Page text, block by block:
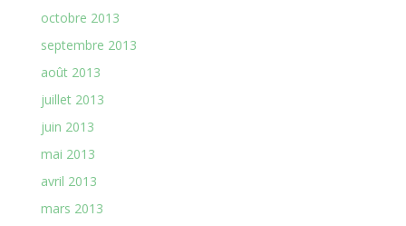
octobre 2013
septembre 2013
août 2013
juillet 2013
juin 2013
mai 2013
avril 2013
mars 2013